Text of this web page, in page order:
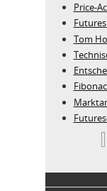
Price-
Tom